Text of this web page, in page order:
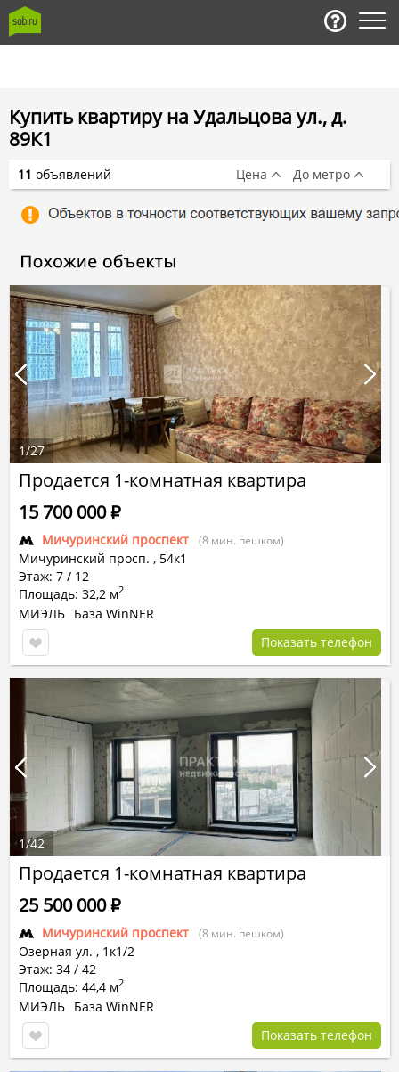
Купить квартиру на Удальцова ул., д.
89К1
Продается 1-комнатная квартира
Мичуринский проспект (8 мин. пешком)
Мичуринский просп. , 54к1
Этаж: 7 / 12
Площадь: 32,2 м2
15 700 000Р
МИЭЛЬ База WinNER
Показать телефон
1/27
Продается 1-комнатная квартира
Мичуринский проспект (8 мин. пешком)
Озерная ул. , 1к1/2
Этаж: 34 / 42
Площадь: 44,4 м2
25 500 000Р
МИЭЛЬ База WinNER
Показать телефон
1/42
11 объявлений Цена До метро